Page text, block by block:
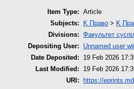
Item Type: Article
Subjects:
K Право > K
Divisions: Факультет
Depositing User:
Unnamed user
Date Deposited:
19 Feb 2026
Last Modified:
19 Feb 2026
URI:
https://